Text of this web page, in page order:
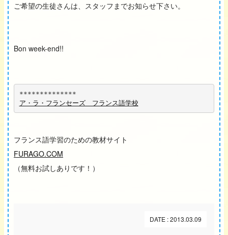
ご希望の生徒さんは、スタッフまでお知らせ下さい。
Bon week-end!!
**************
ア・ラ・フランセーズ　フランス語学校
フランス語学習のための教材サイト
FURAGO.COM
（無料お試しありです！）
DATE : 2013.03.09